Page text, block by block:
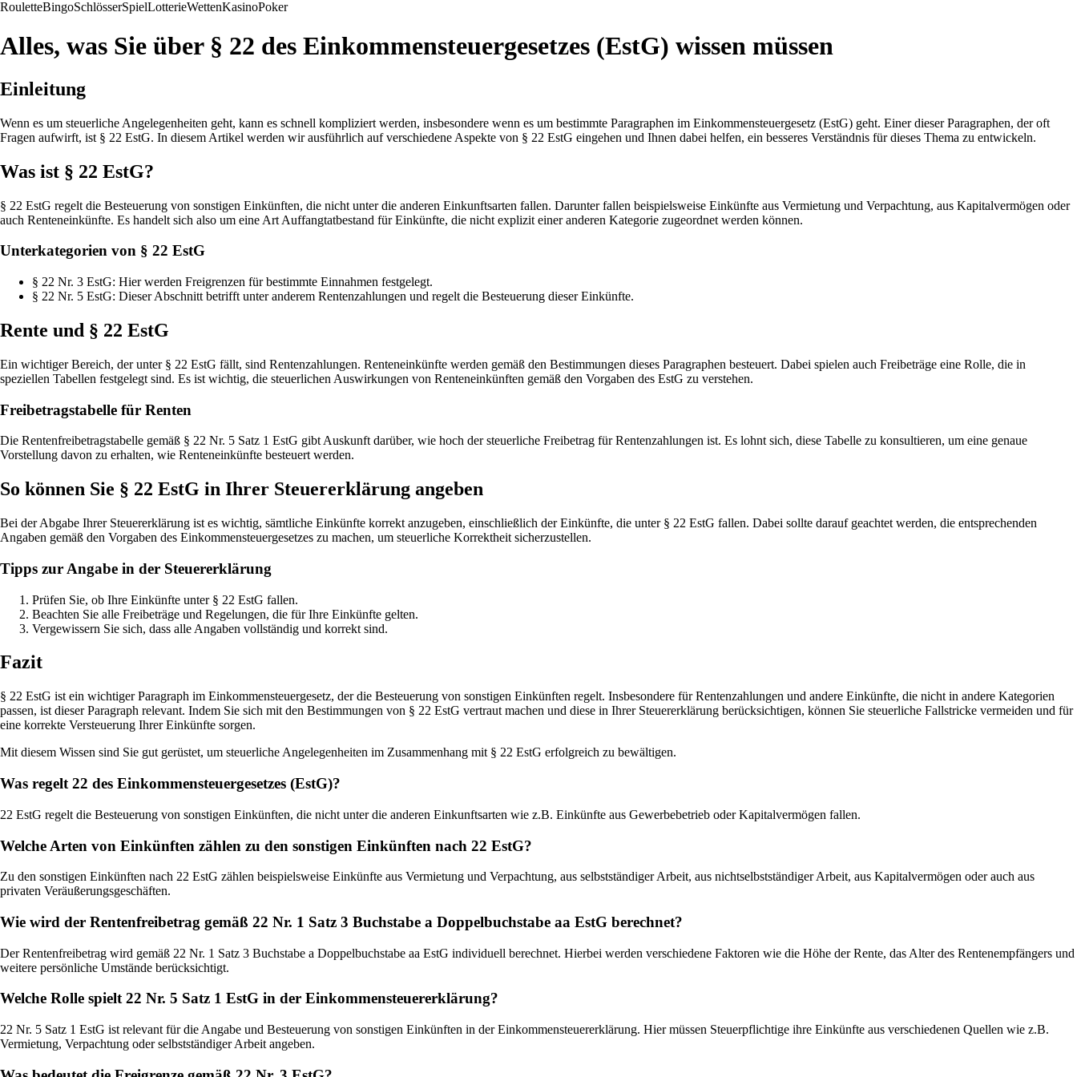
RouletteBingoSchlösserSpielLotterieWettenKasinoPoker
Alles, was Sie über § 22 des Einkommensteuergesetzes (EstG) wissen müssen
Einleitung
Wenn es um steuerliche Angelegenheiten geht, kann es schnell kompliziert werden, insbesondere wenn es um bestimmte Paragraphen im Einkommensteuergesetz (EstG) geht. Einer dieser Paragraphen, der oft
Fragen aufwirft, ist § 22 EstG. In diesem Artikel werden wir ausführlich auf verschiedene Aspekte von § 22 EstG eingehen und Ihnen dabei helfen, ein besseres Verständnis für dieses Thema zu entwickeln.
Was ist § 22 EstG?
§ 22 EstG regelt die Besteuerung von sonstigen Einkünften, die nicht unter die anderen Einkunftsarten fallen. Darunter fallen beispielsweise Einkünfte aus Vermietung und Verpachtung, aus Kapitalvermögen oder
auch Renteneinkünfte. Es handelt sich also um eine Art Auffangtatbestand für Einkünfte, die nicht explizit einer anderen Kategorie zugeordnet werden können.
Unterkategorien von § 22 EstG
§ 22 Nr. 3 EstG: Hier werden Freigrenzen für bestimmte Einnahmen festgelegt.
§ 22 Nr. 5 EstG: Dieser Abschnitt betrifft unter anderem Rentenzahlungen und regelt die Besteuerung dieser Einkünfte.
Rente und § 22 EstG
Ein wichtiger Bereich, der unter § 22 EstG fällt, sind Rentenzahlungen. Renteneinkünfte werden gemäß den Bestimmungen dieses Paragraphen besteuert. Dabei spielen auch Freibeträge eine Rolle, die in
speziellen Tabellen festgelegt sind. Es ist wichtig, die steuerlichen Auswirkungen von Renteneinkünften gemäß den Vorgaben des EstG zu verstehen.
Freibetragstabelle für Renten
Die Rentenfreibetragstabelle gemäß § 22 Nr. 5 Satz 1 EstG gibt Auskunft darüber, wie hoch der steuerliche Freibetrag für Rentenzahlungen ist. Es lohnt sich, diese Tabelle zu konsultieren, um eine genaue
Vorstellung davon zu erhalten, wie Renteneinkünfte besteuert werden.
So können Sie § 22 EstG in Ihrer Steuererklärung angeben
Bei der Abgabe Ihrer Steuererklärung ist es wichtig, sämtliche Einkünfte korrekt anzugeben, einschließlich der Einkünfte, die unter § 22 EstG fallen. Dabei sollte darauf geachtet werden, die entsprechenden
Angaben gemäß den Vorgaben des Einkommensteuergesetzes zu machen, um steuerliche Korrektheit sicherzustellen.
Tipps zur Angabe in der Steuererklärung
Prüfen Sie, ob Ihre Einkünfte unter § 22 EstG fallen.
Beachten Sie alle Freibeträge und Regelungen, die für Ihre Einkünfte gelten.
Vergewissern Sie sich, dass alle Angaben vollständig und korrekt sind.
Fazit
§ 22 EstG ist ein wichtiger Paragraph im Einkommensteuergesetz, der die Besteuerung von sonstigen Einkünften regelt. Insbesondere für Rentenzahlungen und andere Einkünfte, die nicht in andere Kategorien
passen, ist dieser Paragraph relevant. Indem Sie sich mit den Bestimmungen von § 22 EstG vertraut machen und diese in Ihrer Steuererklärung berücksichtigen, können Sie steuerliche Fallstricke vermeiden und für
eine korrekte Versteuerung Ihrer Einkünfte sorgen.
Mit diesem Wissen sind Sie gut gerüstet, um steuerliche Angelegenheiten im Zusammenhang mit § 22 EstG erfolgreich zu bewältigen.
Was regelt 22 des Einkommensteuergesetzes (EstG)?
22 EstG regelt die Besteuerung von sonstigen Einkünften, die nicht unter die anderen Einkunftsarten wie z.B. Einkünfte aus Gewerbebetrieb oder Kapitalvermögen fallen.
Welche Arten von Einkünften zählen zu den sonstigen Einkünften nach 22 EstG?
Zu den sonstigen Einkünften nach 22 EstG zählen beispielsweise Einkünfte aus Vermietung und Verpachtung, aus selbstständiger Arbeit, aus nichtselbstständiger Arbeit, aus Kapitalvermögen oder auch aus
privaten Veräußerungsgeschäften.
Wie wird der Rentenfreibetrag gemäß 22 Nr. 1 Satz 3 Buchstabe a Doppelbuchstabe aa EstG berechnet?
Der Rentenfreibetrag wird gemäß 22 Nr. 1 Satz 3 Buchstabe a Doppelbuchstabe aa EstG individuell berechnet. Hierbei werden verschiedene Faktoren wie die Höhe der Rente, das Alter des Rentenempfängers und
weitere persönliche Umstände berücksichtigt.
Welche Rolle spielt 22 Nr. 5 Satz 1 EstG in der Einkommensteuererklärung?
22 Nr. 5 Satz 1 EstG ist relevant für die Angabe und Besteuerung von sonstigen Einkünften in der Einkommensteuererklärung. Hier müssen Steuerpflichtige ihre Einkünfte aus verschiedenen Quellen wie z.B.
Vermietung, Verpachtung oder selbstständiger Arbeit angeben.